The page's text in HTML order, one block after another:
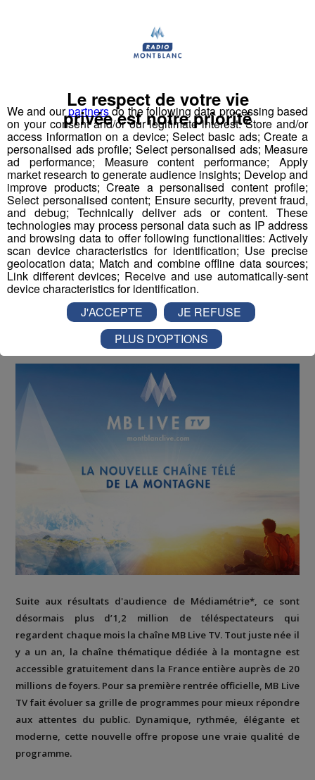
Partager sur Twitter
MB Live TV, la chaîne Montagne
inspirée par le Mont Blanc
Publié par-11 septembre 2018 à 14h21-Mis à jour le 17
septembre 2018 à 10h16
Outdoor
Esprit outdoor
Suite aux résultats d'audience de Médiamétrie*, ce sont
désormais plus d’1,2 million de téléspectateurs qui
regardent chaque mois la chaîne MB Live TV. Tout juste née il
y a un an, la chaîne thématique dédiée à la montagne est
accessible gratuitement dans la France entière auprès de 20
millions de foyers. Pour sa première rentrée officielle, MB Live
TV fait évoluer sa grille de programmes pour mieux répondre
aux attentes du public. Dynamique, rythmée, élégante et
moderne, cette nouvelle offre propose une vraie qualité de
programme.
We and ourpartnersdo the following data processing based
on your consent and/or our legitimate interest: Store and/or
access information on a device; Select basic ads; Create a
personalised ads profile; Select personalised ads; Measure
ad performance; Measure content performance; Apply
market research to generate audience insights; Develop and
improve products; Create a personalised content profile;
Select personalised content; Ensure security, prevent fraud,
and debug; Technically deliver ads or content. These
technologies may process personal data such as IP address
and browsing data to offer following functionalities: Actively
scan device characteristics for identification; Use precise
geolocation data; Match and combine offline data sources;
Link different devices; Receive and use automatically-sent
device characteristics for identification.
Le respect de votre vie
privée est notre priorité
J'ACCEPTE
JE REFUSE
PLUS D'OPTIONS